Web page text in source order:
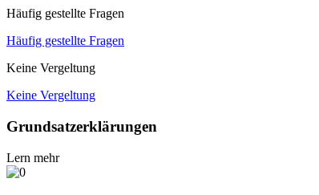
Häufig gestellte Fragen
Häufig gestellte Fragen
Keine Vergeltung
Keine Vergeltung
Grundsatzerklärungen
Lern mehr